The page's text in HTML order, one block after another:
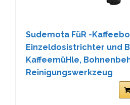
Sudemota FüR -
Einzeldosistrichter und
KaffeemüHle,
Reinigungswerkzeug